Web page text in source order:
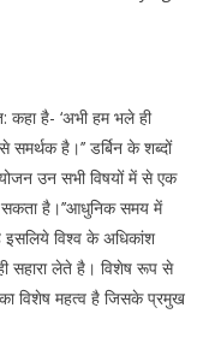
कहा है- ‘अभी हम भले ही
है।’’ डर्बिन के शब्दों
उन सभी विषयों में से एक
है।’’आधुनिक समय में
इसलिये विश्व के अधिकांश
सहारा लेते है। विशेष रूप से
विशेष महत्व है जिसके प्रमुख